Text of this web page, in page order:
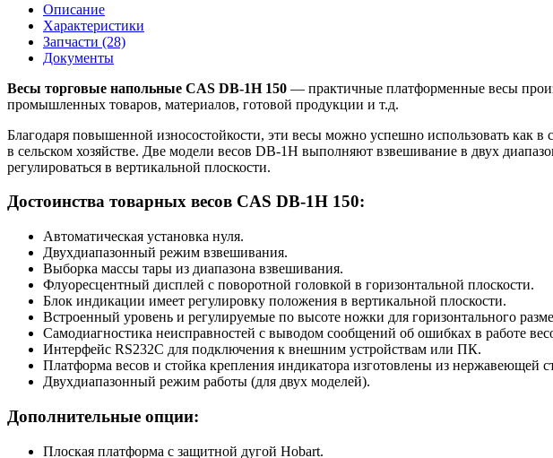
Описание
Характеристики
Запчасти (28)
Документы
Весы торговые напольные CAS DB-1H 150 — практичные платформенные весы
промышленных товаров, материалов, готовой продукции и т.д.
Благодаря повышенной износостойкости, эти весы можно успешно использовать как
в сельском хозяйстве. Две модели весов DB-1H выполняют взвешивание в двух
регулироваться в вертикальной плоскости.
Достоинства товарных весов CAS DB-1H 150:
Автоматическая установка нуля.
Двухдиапазонный режим взвешивания.
Выборка массы тары из диапазона взвешивания.
Флуоресцентный дисплей с поворотной головкой в горизонтальной плоскости.
Блок индикации имеет регулировку положения в вертикальной плоскости.
Встроенный уровень и регулируемые по высоте ножки для горизонтального
Самодиагностика неисправностей с выводом сообщений об ошибках в работе
Интерфейс RS232C для подключения к внешним устройствам или ПК.
Платформа весов и стойка крепления индикатора изготовлены из нержавеющей
Двухдиапазонный режим работы (для двух моделей).
Дополнительные опции:
Плоская платформа с защитной дугой Hobart.